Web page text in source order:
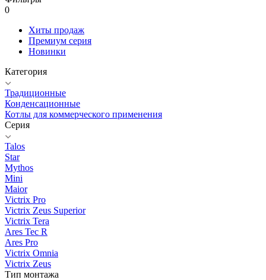
0
Хиты продаж
Премиум серия
Новинки
Категория
Традиционные
Конденсационные
Котлы для коммерческого применения
Серия
Talos
Star
Mythos
Mini
Maior
Victrix Pro
Victrix Zeus Superior
Victrix Tera
Ares Tec R
Ares Pro
Victrix Omnia
Victrix Zeus
Тип монтажа